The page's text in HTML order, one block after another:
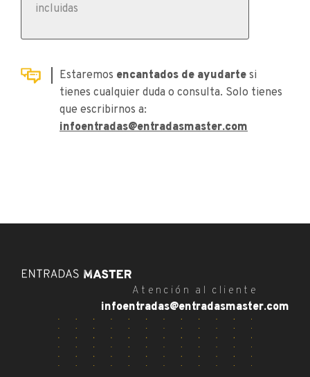
incluidas
Estaremos encantados de ayudarte si
tienes cualquier duda o consulta. Solo tienes
que escribirnos a:
infoentradas@entradasmaster.com
Atención al cliente
infoentradas@entradasmaster.com